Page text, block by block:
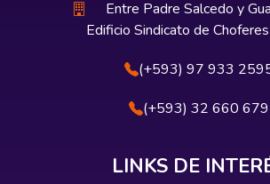
Entre Padre Salcedo y
Edificio Sindicato de
(+593) 97 933
(+593) 32 660 679
LINKS DE